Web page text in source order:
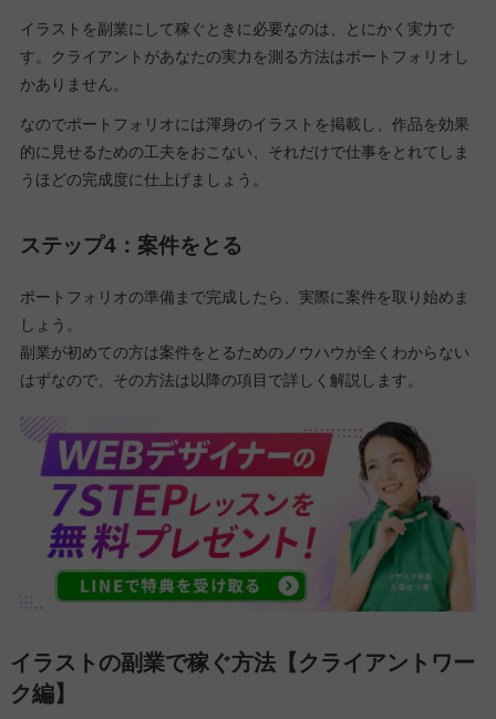
イラストを副業にして稼ぐときに必要なのは、とにかく実力で
す。クライアントがあなたの実力を測る方法はポートフォリオし
かありません。
なのでポートフォリオには渾身のイラストを掲載し、作品を効果
的に見せるための工夫をおこない、それだけで仕事をとれてしま
うほどの完成度に仕上げましょう。
ステップ4：案件をとる
ポートフォリオの準備まで完成したら、実際に案件を取り始めま
しょう。
副業が初めての方は案件をとるためのノウハウが全くわからない
はずなので、その方法は以降の項目で詳しく解説します。
イラストの副業で稼ぐ方法【クライアントワー
ク編】